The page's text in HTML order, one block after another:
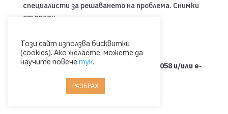
специалисти за решаването на проблема. Снимки
от преди...
Свържете се с нас на тел.: 0885 053 058 и/или e-
mail: office@ormigon.eu
Този сайт използва бисквитки
(cookies). Ако желаете, можете да
научите повече тук.
РАЗБРАХ